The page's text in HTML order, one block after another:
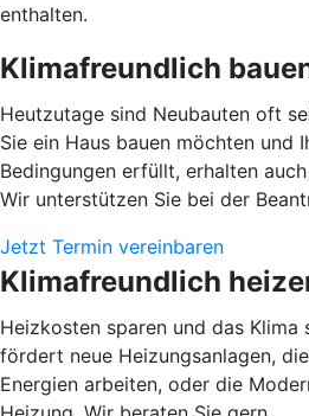
enthalten.
Klimafreundlich
Heutzutage sind Neubauten oft
Sie ein Haus bauen möchten und
Bedingungen erfüllt, erhalten
Wir unterstützen Sie bei der
Jetzt Termin vereinbaren
Klimafreundlich
Heizkosten sparen und das Klima
fördert neue Heizungsanlagen,
Energien arbeiten, oder die